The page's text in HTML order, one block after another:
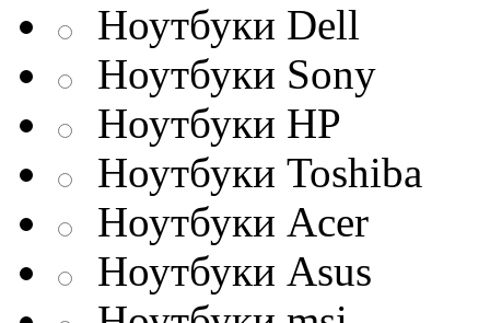
Ноутбуки Dell
Ноутбуки Sony
Ноутбуки HP
Ноутбуки Toshiba
Ноутбуки Acer
Ноутбуки Asus